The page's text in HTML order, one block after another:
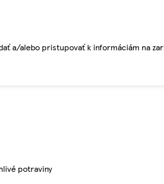
a/alebo pristupovať k informáciám na
potraviny